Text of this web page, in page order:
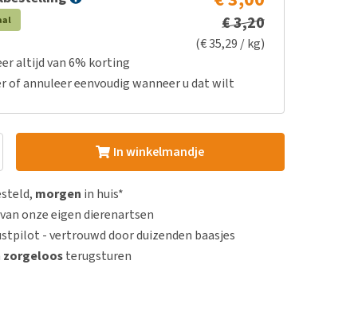
€ 3,20
(€ 35,29 / kg)
altijd van 6% korting
of annuleer eenvoudig wanneer u dat wilt
In winkelmandje
morgen in huis*
van onze eigen dierenartsen
- vertrouwd door duizenden baasjes
zorgeloosterugsturen